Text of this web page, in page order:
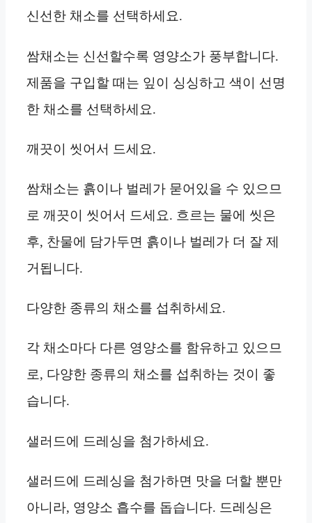
신선한 채소를 선택하세요.
쌈채소는 신선할수록 영양소가 풍부합니다.
제품을 구입할 때는 잎이 싱싱하고 색이 선명
한 채소를 선택하세요.
깨끗이 씻어서 드세요.
쌈채소는 흙이나 벌레가 묻어있을 수 있으므
로 깨끗이 씻어서 드세요. 흐르는 물에 씻은
후, 찬물에 담가두면 흙이나 벌레가 더 잘 제
거됩니다.
다양한 종류의 채소를 섭취하세요.
각 채소마다 다른 영양소를 함유하고 있으므
로, 다양한 종류의 채소를 섭취하는 것이 좋
습니다.
샐러드에 드레싱을 첨가하세요.
샐러드에 드레싱을 첨가하면 맛을 더할 뿐만
아니라, 영양소 흡수를 돕습니다. 드레싱은